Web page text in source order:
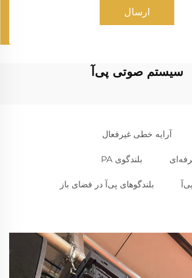
ارسال
سیستم صوتی پی‌آ
آرایه خطی غیرفعال
بلندگوی PA
بلندگوهای پی‌آ در فضای باز